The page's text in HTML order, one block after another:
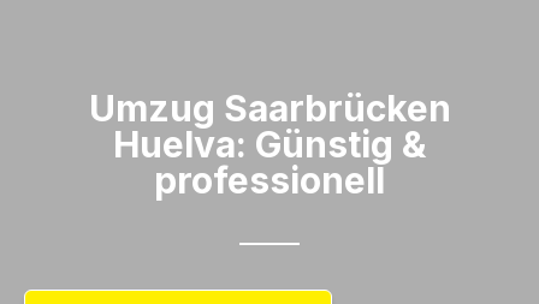
Umzug Saarbrücken​
Huelva: Günstig &
professionell​